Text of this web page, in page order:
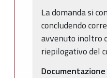
La domanda si
concludendo
avvenuto inoltro
riepilogativo del